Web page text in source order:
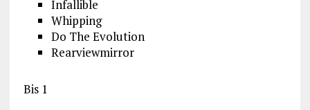
Infallible
Whipping
Do The Evolution
Rearviewmirror
Bis 1